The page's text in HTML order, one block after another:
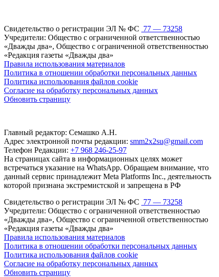
Свидетельство о регистрации ЭЛ № ФС 77 — 73258
Учредители: Общество с ограниченной ответственностью
«Дважды два», Общество с ограниченной ответственностью
«Редакция газеты «Дважды два»
Правила использования материалов
Политика в отношении обработки персональных данных
Политика использования файлов cookie
Согласие на обработку персональных данных
Обновить страницу
Главный редактор: Семашко А.Н.
Адрес электронной почты редакции: smm2x2su@gmail.com
Телефон Редакции: +7 968 246-25-97
На страницах сайта в информационных целях может
встречаться указание на WhatsApp. Обращаем внимание, что
данный сервис принадлежит Meta Platforms Inc., деятельность
которой признана экстремистской и запрещена в РФ
Свидетельство о регистрации ЭЛ № ФС 77 — 73258
Учредители: Общество с ограниченной ответственностью
«Дважды два», Общество с ограниченной ответственностью
«Редакция газеты «Дважды два»
Правила использования материалов
Политика в отношении обработки персональных данных
Политика использования файлов cookie
Согласие на обработку персональных данных
Обновить страницу